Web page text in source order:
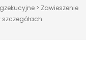
> Zawieszenie